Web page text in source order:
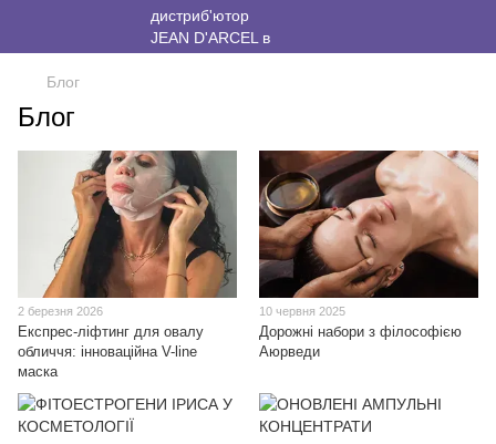
Блог
Блог
2 березня 2026
Експрес-ліфтинг для овалу
обличчя: інноваційна V-line
маска
10 червня 2025
Дорожні набори з філософією
Аюрведи